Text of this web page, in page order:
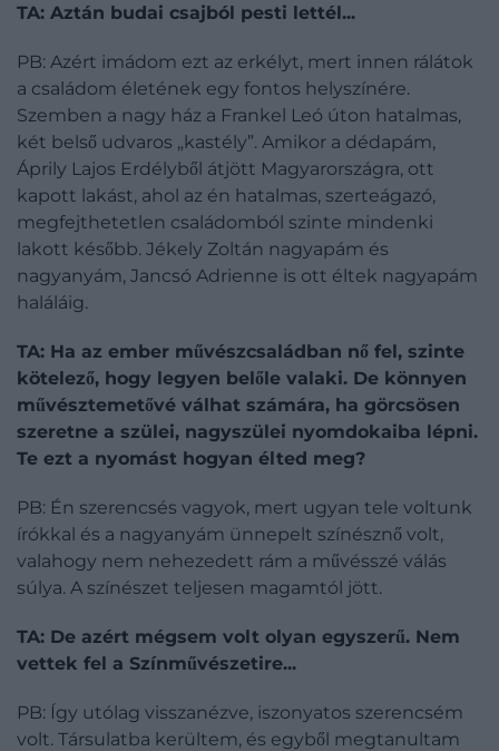
TA: Aztán budai csajból pesti lettél...
PB: Azért imádom ezt az erkélyt, mert innen rálátok
a családom életének egy fontos helyszínére.
Szemben a nagy ház a Frankel Leó úton hatalmas,
két belső udvaros „kastély”. Amikor a dédapám,
Áprily Lajos Erdélyből átjött Magyarországra, ott
kapott lakást, ahol az én hatalmas, szerteágazó,
megfejthetetlen családomból szinte mindenki
lakott később. Jékely Zoltán nagyapám és
nagyanyám, Jancsó Adrienne is ott éltek nagyapám
haláláig.
TA: Ha az ember művészcsaládban nő fel, szinte
kötelező, hogy legyen belőle va­laki. De könnyen
művésztemetővé válhat számára, ha görcsösen
szeretne a szülei, nagyszülei nyomdokaiba lépni.
Te ezt a nyomást hogyan élted meg?
PB: Én szerencsés vagyok, mert ugyan tele voltunk
írókkal és a nagyanyám ünnepelt színésznő volt,
valahogy nem nehezedett rám a művésszé válás
súlya. A színészet teljesen magamtól jött.
TA: De azért mégsem volt olyan egyszerű. Nem
vettek fel a Színművészetire...
PB: Így utólag visszanézve, iszonyatos szerencsém
volt. Társulatba kerültem, és egyből megtanultam